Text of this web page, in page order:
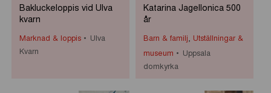
Bakluckeloppis vid Ulva
kvarn
Marknad & loppis
Ulva
Kvarn
Katarina Jagellonica 500
år
Barn & familj Utställningar &
museum
Uppsala
domkyrka